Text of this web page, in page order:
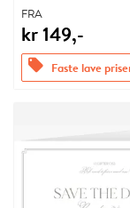
FRA
kr 149,-
offers Faste lave